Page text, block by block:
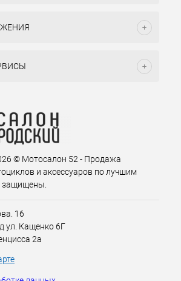
© Мотосалон 52 - Продажа
и аксессуаров по лучшим
защищены.
16
ул. Кащенко 6Г
2а